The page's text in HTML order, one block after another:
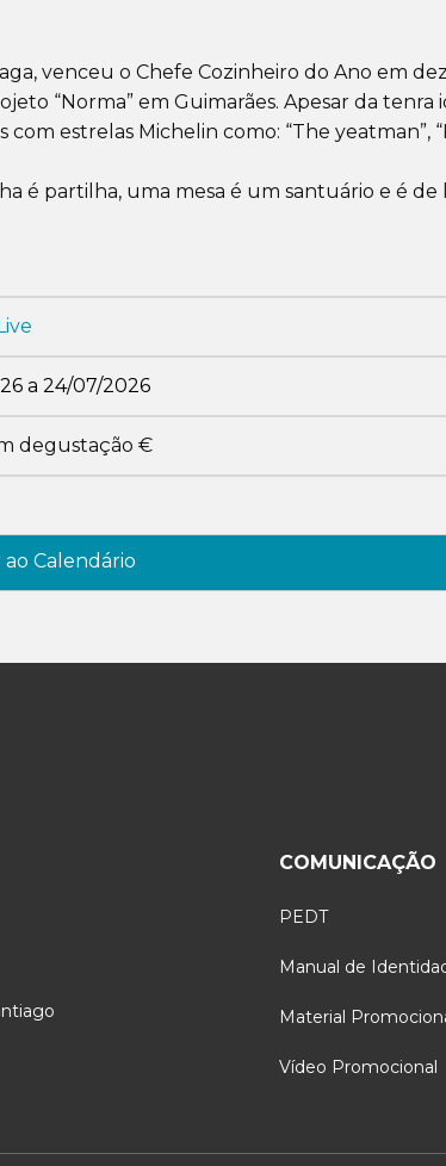
venceu o Chefe Cozinheiro do Ano em
“Norma” em Guimarães. Apesar da tenra
estrelas Michelin como: “The yeatman”,
é partilha, uma mesa é um santuário e é de
a 24/07/2026
degustação €
Calendário
COMUNICAÇÃO
PEDT
Manual de
Material
Vídeo Promocional